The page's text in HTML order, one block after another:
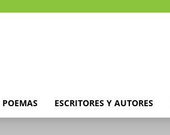
POEMAS ESCRITORES Y AUTORES